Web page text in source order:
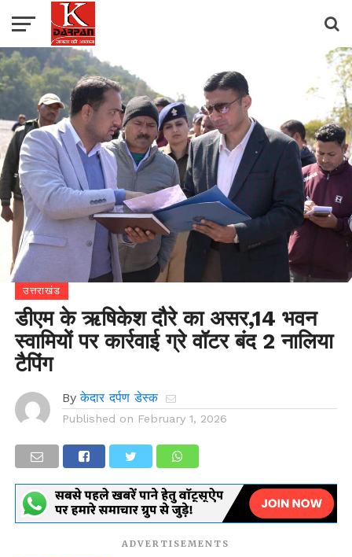
उत्तराखंड
डीएम के ऋषिकेश दौरे का असर,14 भवन
स्वामियों पर कार्रवाई ग्रे वॉटर बंद 2 नालिया
टैपिंग
By केदार दर्पण डेस्क
Published on February 1, 2026
ADVERTISEMENTS